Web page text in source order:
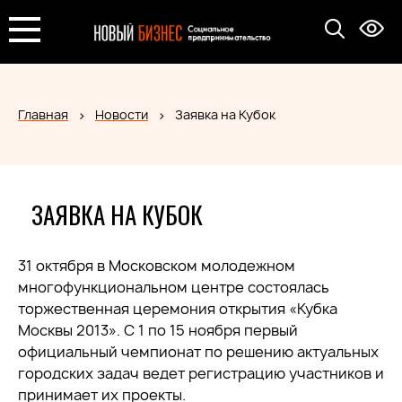
Главная Новости Заявка на Кубок
ЗАЯВКА НА КУБОК
31 октября в Московском молодежном
многофункциональном центре состоялась
торжественная церемония открытия «Кубка
Москвы 2013». С 1 по 15 ноября первый
официальный чемпионат по решению актуальных
городских задач ведет регистрацию участников и
принимает их проекты.